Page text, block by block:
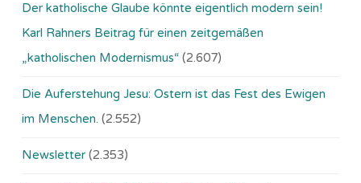
Der katholische Glaube könnte eigentlich modern sein!
Karl Rahners Beitrag für einen zeitgemäßen
„katholischen Modernismus“ (2.607)
Die Auferstehung Jesu: Ostern ist das Fest des Ewigen
im Menschen. (2.552)
Newsletter (2.353)